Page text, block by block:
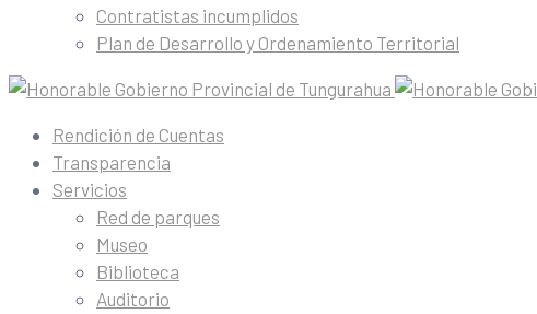
Contratistas incumplidos
Plan de Desarrollo y Ordenamiento Territorial
Rendición de Cuentas
Transparencia
Servicios
Red de parques
Museo
Biblioteca
Auditorio